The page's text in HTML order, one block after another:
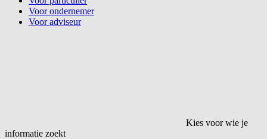
Voor ondernemer
Voor adviseur
Kies voor wie je
informatie zoekt